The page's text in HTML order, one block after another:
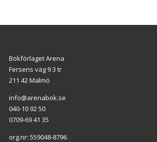
Bokförlaget Arena
Fersens väg 9 3 tr
211 42 Malmö
info@arenabok.se
040-10 92 50
0709-69 41 35
org.nr: 559048-8796